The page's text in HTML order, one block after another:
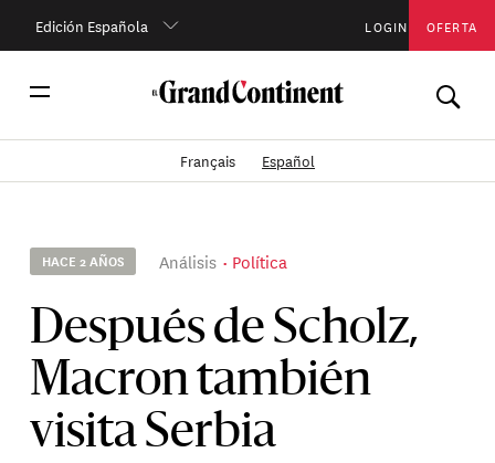
Edición Española LOGIN OFERTA
Français Español
HACE 2 AÑOS Análisis Política
Después de Scholz,
Macron también
visita Serbia